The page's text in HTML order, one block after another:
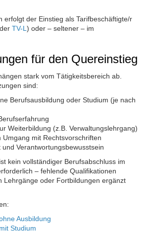
erfolgt der Einstieg als Tarifbeschäftigte/r
TV-L) oder – seltener – im
für den Quereinstieg
stark vom Tätigkeitsbereich ab.
sind:
Berufsausbildung oder Studium (je nach
Weiterbildung (z.B. Verwaltungslehrgang)
Umgang mit Rechtsvorschriften
und Verantwortungsbewusstsein
kein vollständiger Berufsabschluss im
– fehlende Qualifikationen
Lehrgänge oder Fortbildungen ergänzt
Ausbildung
Studium